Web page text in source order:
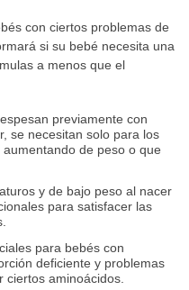
con ciertos problemas de
si su bebé necesita una
a menos que el
previamente con
se necesitan solo para los
de peso o que
y de bajo peso al nacer
para satisfacer las
para bebés con
deficiente y problemas
aminoácidos.